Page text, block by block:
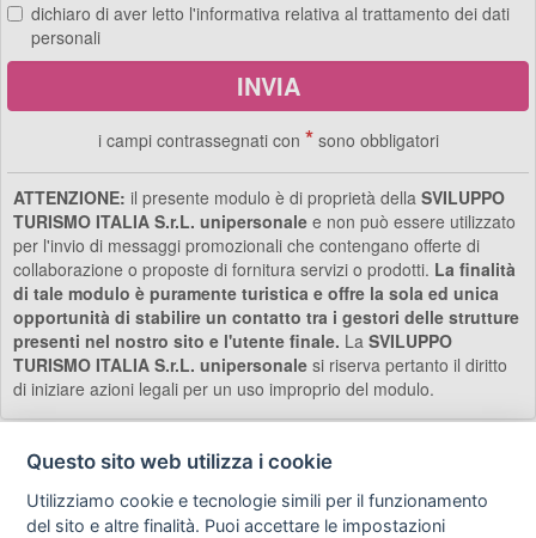
dichiaro di aver letto l'informativa relativa al trattamento dei dati
personali
i campi contrassegnati con *sono obbligatori
ATTENZIONE: il presente modulo è di proprietà della SVILUPPO
TURISMO ITALIA S.r.L. unipersonale e non può essere utilizzato
per l'invio di messaggi promozionali che contengano offerte di
collaborazione o proposte di fornitura servizi o prodotti. La finalità
di tale modulo è puramente turistica e offre la sola ed unica
opportunità di stabilire un contatto tra i gestori delle strutture
presenti nel nostro sito e l'utente finale. La SVILUPPO
TURISMO ITALIA S.r.L. unipersonale si riserva pertanto il diritto
di iniziare azioni legali per un uso improprio del modulo.
Privacy
policy
Avviso
legale
Scrivici
Questo sito web utilizza i cookie
Utilizziamo cookie e tecnologie simili per il funzionamento
del sito e altre finalità. Puoi accettare le impostazioni